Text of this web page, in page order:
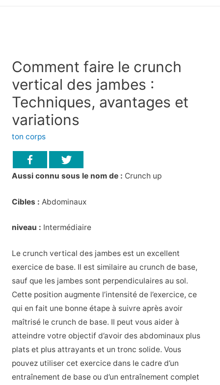
Comment faire le crunch
vertical des jambes :
Techniques, avantages et
variations
ton corps
Aussi connu sous le nom de : Crunch up
Cibles : Abdominaux
niveau : Intermédiaire
Le crunch vertical des jambes est un excellent
exercice de base. Il est similaire au crunch de base,
sauf que les jambes sont perpendiculaires au sol.
Cette position augmente l’intensité de l’exercice, ce
qui en fait une bonne étape à suivre après avoir
maîtrisé le crunch de base. Il peut vous aider à
atteindre votre objectif d’avoir des abdominaux plus
plats et plus attrayants et un tronc solide. Vous
pouvez utiliser cet exercice dans le cadre d’un
entraînement de base ou d’un entraînement complet